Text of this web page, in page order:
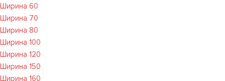
Ширина 60
Ширина 70
Ширина 80
Ширина 100
Ширина 120
Ширина 150
Ширина 160